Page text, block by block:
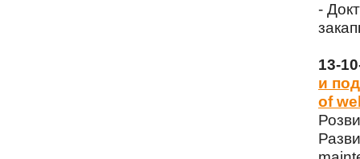
-
13-
и
of